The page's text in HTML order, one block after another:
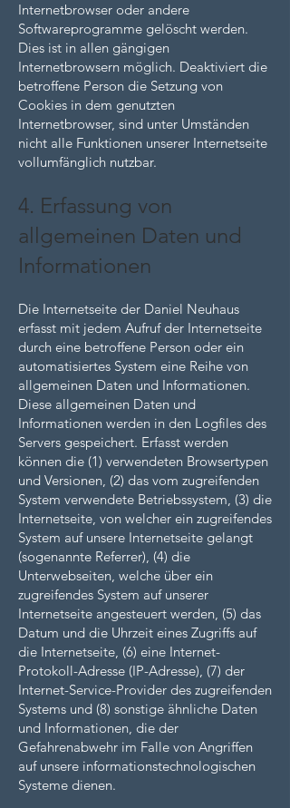
Internetbrowser oder andere
Softwareprogramme gelöscht werden.
Dies ist in allen gängigen
Internetbrowsern möglich. Deaktiviert die
betroffene Person die Setzung von
Cookies in dem genutzten
Internetbrowser, sind unter Umständen
nicht alle Funktionen unserer Internetseite
vollumfänglich nutzbar.
4. Erfassung von
allgemeinen Daten und
Informationen
Die Internetseite der Daniel Neuhaus
erfasst mit jedem Aufruf der Internetseite
durch eine betroffene Person oder ein
automatisiertes System eine Reihe von
allgemeinen Daten und Informationen.
Diese allgemeinen Daten und
Informationen werden in den Logfiles des
Servers gespeichert. Erfasst werden
können die (1) verwendeten Browsertypen
und Versionen, (2) das vom zugreifenden
System verwendete Betriebssystem, (3) die
Internetseite, von welcher ein zugreifendes
System auf unsere Internetseite gelangt
(sogenannte Referrer), (4) die
Unterwebseiten, welche über ein
zugreifendes System auf unserer
Internetseite angesteuert werden, (5) das
Datum und die Uhrzeit eines Zugriffs auf
die Internetseite, (6) eine Internet-
Protokoll-Adresse (IP-Adresse), (7) der
Internet-Service-Provider des zugreifenden
Systems und (8) sonstige ähnliche Daten
und Informationen, die der
Gefahrenabwehr im Falle von Angriffen
auf unsere informationstechnologischen
Systeme dienen.